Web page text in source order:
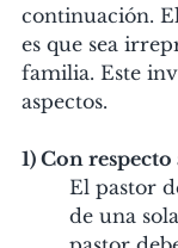
continuación.
es que sea
familia. Este
aspectos.
1) Con respecto
El pastor
de una